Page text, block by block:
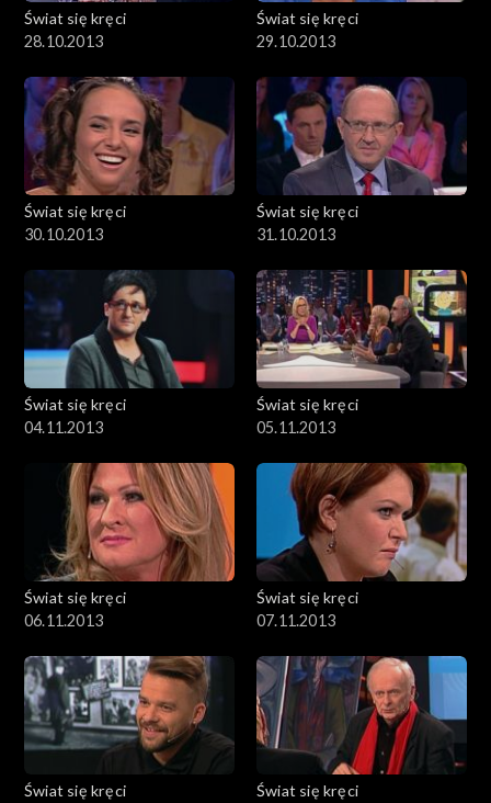
Świat się kręci
28.10.2013
Świat się kręci
29.10.2013
Świat się kręci
30.10.2013
Świat się kręci
31.10.2013
Świat się kręci
04.11.2013
Świat się kręci
05.11.2013
Świat się kręci
06.11.2013
Świat się kręci
07.11.2013
Świat się kręci
Świat się kręci